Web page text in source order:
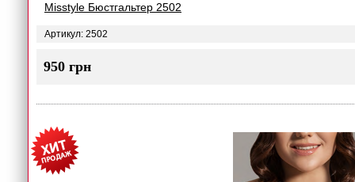
Misstyle Бюстгальтер 2502
Артикул: 2502
950 грн